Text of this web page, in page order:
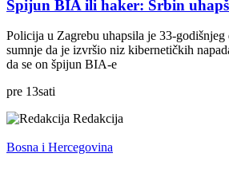
Špijun BIA ili haker: Srbin
Policija u Zagrebu uhapsila je 33-
sumnje da je izvršio niz kibernetičkih
da se on špijun BIA-e
pre 13sati
Redakcija
Bosna i Hercegovina